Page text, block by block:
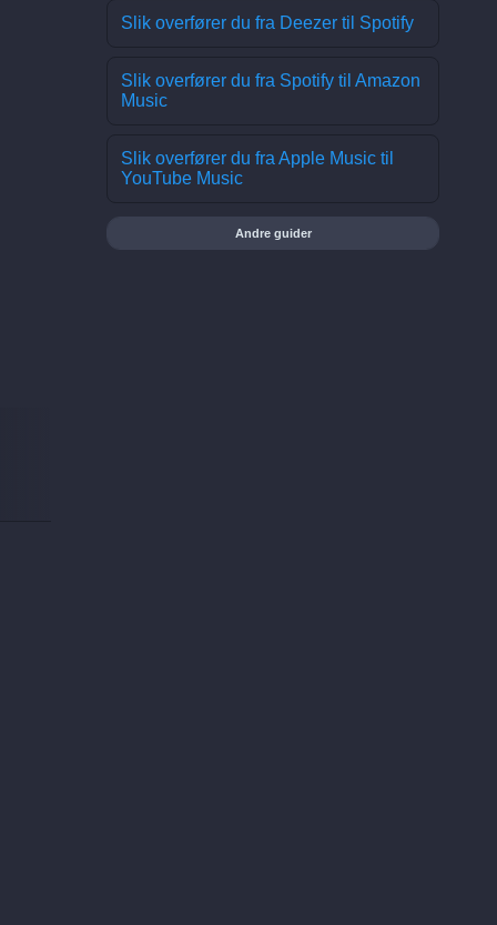
Slik overfører du fra Deezer til Spotify
Slik overfører du fra Spotify til Amazon
Music
Slik overfører du fra Apple Music til
YouTube Music
Andre guider